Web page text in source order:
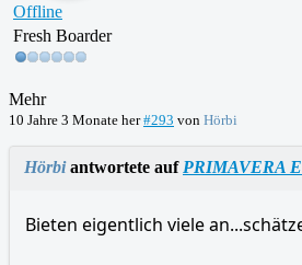
Offline
Fresh Boarder
Mehr
10 Jahre 3 Monate her #293 von Hörbi
Hörbiantwortete auf PRIMAVERA
Bieten eigentlich viele